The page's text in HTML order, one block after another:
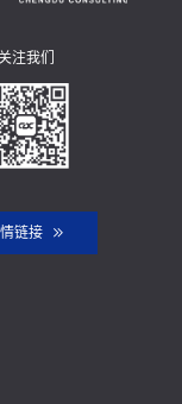
注我们
链接